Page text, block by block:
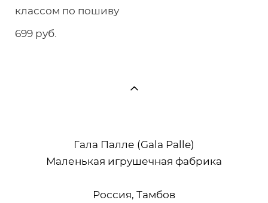
классом по пошиву
699 pуб.
Гала Палле (Gala Palle)
Маленькая игрушечная фабрика
Россия, Тамбов